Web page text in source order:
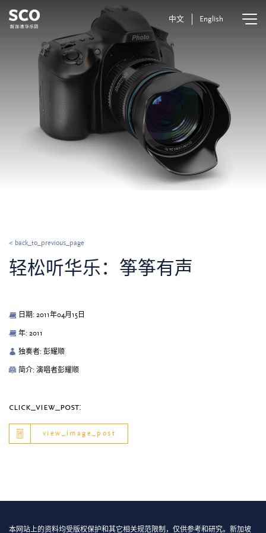
中文 English
< back_to_previous_page
轻松听华乐：筝筝有声
日期: 2011年04月15日
年: 2011
独奏者: 彭耀顺
简介: 演唱者彭耀顺
click_view_post:
view_image_post
本网站上的资料均受版权保护和其它相关规范限制，仅供参考和研究。新加坡